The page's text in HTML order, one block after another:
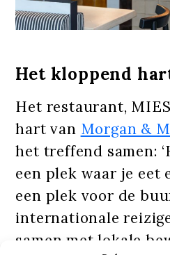
Het kloppend
Het restaurant,
hart van Morgan &
het treffend samen:
een plek waar je eet
een plek voor de
internationale
samen met lokale